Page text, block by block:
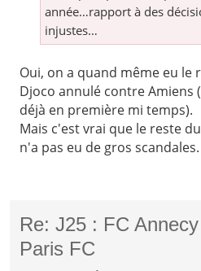
année…rapport à des
injustes…
Oui, on a quand même eu le
Djoco annulé contre Amiens
déjà en première mi temps).
Mais c'est vrai que le reste
n'a pas eu de gros scandales.
Re: J25 : FC
Paris FC